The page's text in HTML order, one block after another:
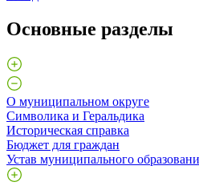
Основные разделы
О муниципальном округе
Символика и Геральдика
Историческая справка
Бюджет для граждан
Устав муниципального